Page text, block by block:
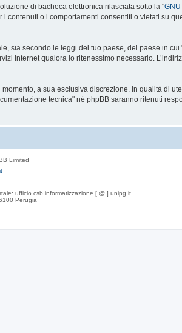
di bacheca elettronica rilasciata sotto la "
o i comportamenti consentiti o vietati su
sia secondo le leggi del tuo paese, del paese in
Internet qualora lo ritenessimo necessario.
a sua esclusiva discrezione. In qualità di
tecnica" né phpBB saranno ritenuti
Limited
ufficio.csb.informatizzazione [ @ ] unipg.it
Perugia